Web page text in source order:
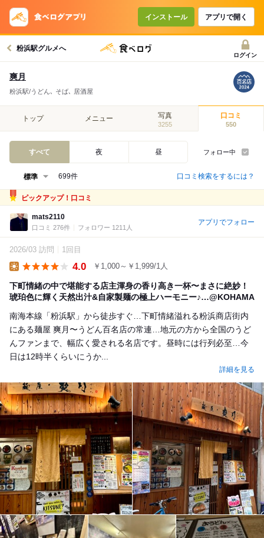
インストール アプリで開く
粉浜駅グルメへ
ログイン
爽月
粉浜駅/うどん､ そば､ 居酒屋
トップ メニュー 写真
3255
口コミ
550
すべて 夜 昼 フォロー中
699件 口コミ検索をするには？
ピックアップ！口コミ
mats2110
口コミ 276件 フォロワー 1211人
アプリでフォロー
2026/03 訪問 1回目
4.0 ￥1,000～￥1,999/1人
下町情緒の中で堪能する店主渾身の香り高き一杯〜まさに絶妙！
琥珀色に輝く天然出汁&自家製麺の極上ハーモニー♪…@KOHAMA
南海本線「粉浜駅」から徒歩すぐ…下町情緒溢れる粉浜商店街内
にある麺屋 爽月〜うどん百名店の常連…地元の方から全国のうど
んファンまで、幅広く愛される名店です。昼時には行列必至…今
日は12時半くらいにうか...
詳細を見る